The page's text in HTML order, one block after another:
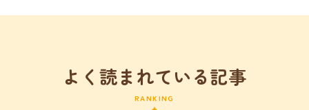
よく読まれている記事
RANKING